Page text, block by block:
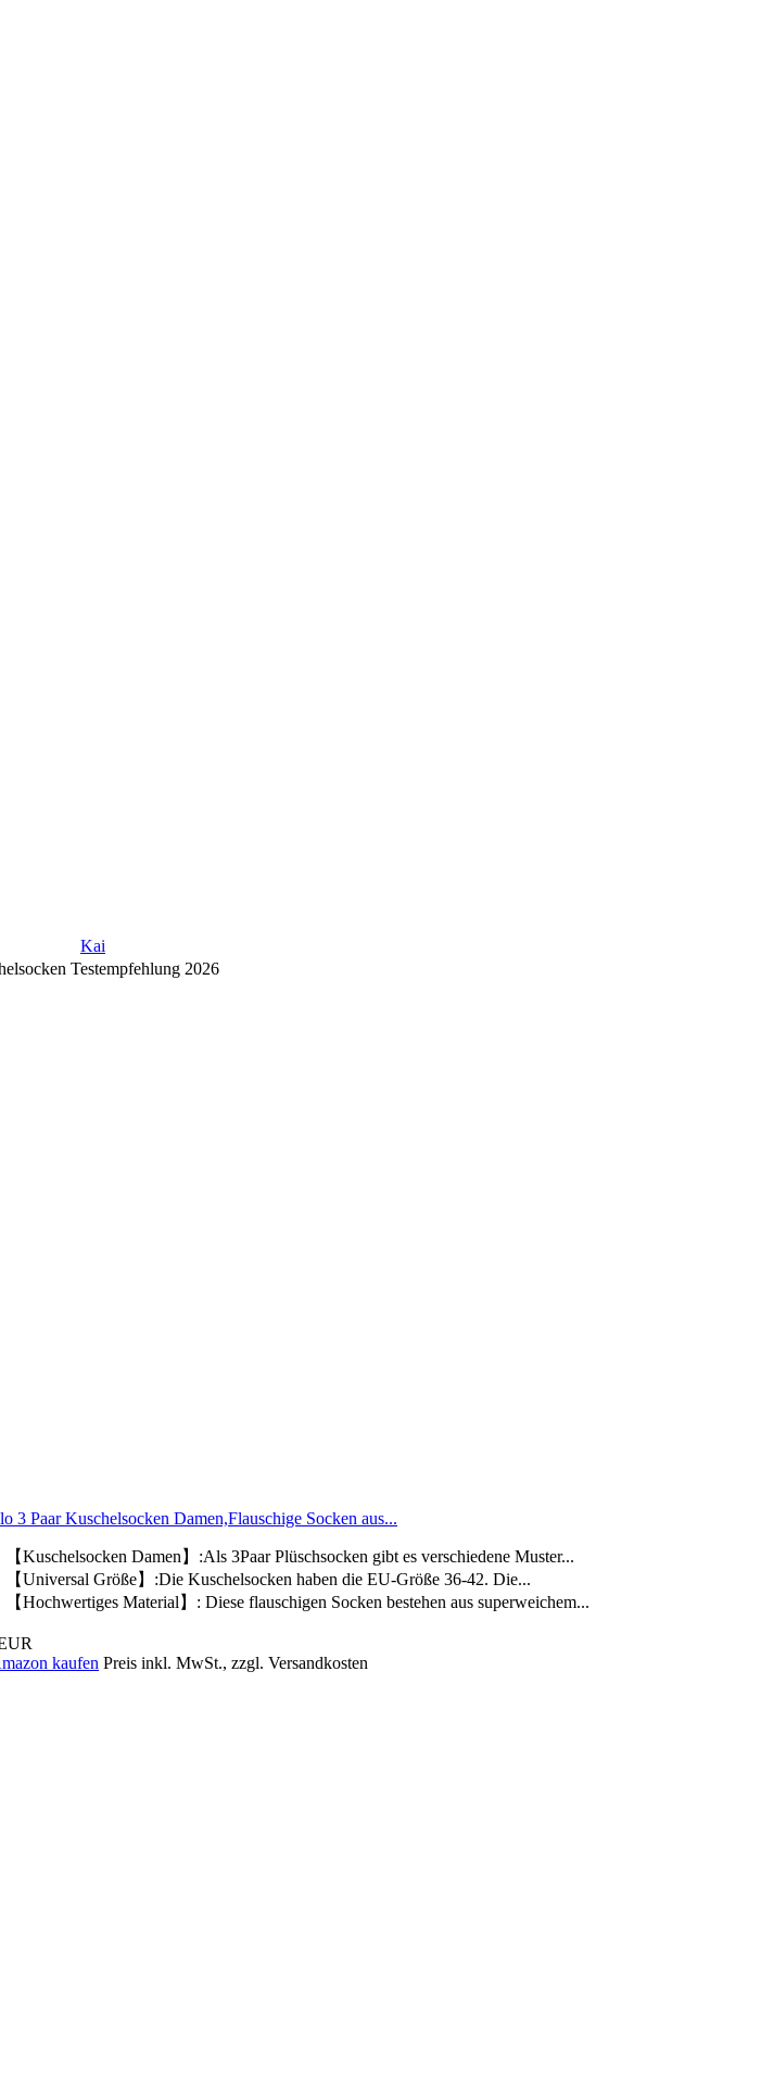
Kai
Testempfehlung 2026
3 Paar Kuschelsocken Damen,Flauschige Socken aus...
【Kuschelsocken Damen】:Als 3Paar Plüschsocken gibt es verschiedene Muster...
【Universal Größe】:Die Kuschelsocken haben die EU-Größe 36-42. Die...
【Hochwertiges Material】: Diese flauschigen Socken bestehen aus superweichem...
kaufen Preis inkl. MwSt., zzgl. Versandkosten